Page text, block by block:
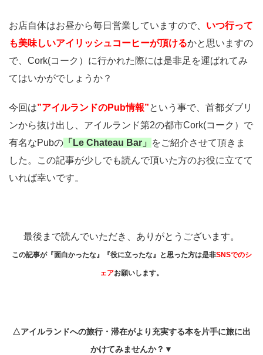
お店自体はお昼から毎日営業していますので
いつ行って
も美味しいアイリッシュコーヒーが頂けるかと思いますの
で、Cork(コーク）に行かれた際には是非足を運ばれてみ
てはいかがでしょうか？
今回は”アイルランドのPub情報”という事で、首都ダブリ
ンから抜け出し、アイルランド第2の都市Cork(コーク）で
有名なPubの 「Le Chateau Bar」
をご紹介させて頂きま
した。この記事が少しでも読んで頂いた方のお役に立てて
いれば幸いです。
最後まで読んでいただき、ありがとうございます。
この記事が『面白かったな』『役に立ったな』と思った方は是非SNSでのシ
ェアお願いします。
△アイルランドへの旅行・滞在がより充実する本を片手に旅に出
かけてみませんか？▼